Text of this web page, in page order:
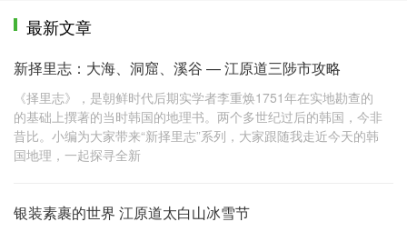
最新文章
新择里志：大海、洞窟、溪谷 — 江原道三陟市攻略
《择里志》，是朝鲜时代后期实学者李重焕1751年在实地勘查的
的基础上撰著的当时韩国的地理书。两个多世纪过后的韩国，今非
昔比。小编为大家带来“新择里志”系列，大家跟随我走近今天的韩
国地理，一起探寻全新
银装素裹的世界 江原道太白山冰雪节